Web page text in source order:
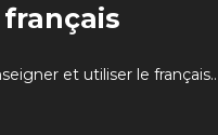
et utiliser le